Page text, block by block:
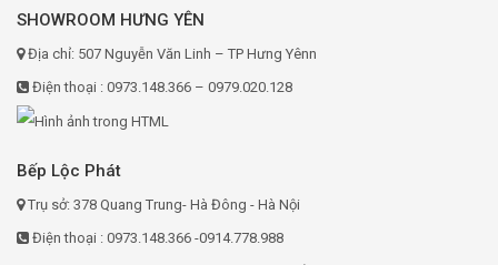
SHOWROOM HƯNG YÊN
Địa chỉ: 507 Nguyễn Văn Linh – TP Hưng Yênn
Điện thoại : 0973.148.366 – 0979.020.128
Bếp Lộc Phát
Trụ sở: 378 Quang Trung- Hà Đông - Hà Nội
Điện thoại : 0973.148.366 -0914.778.988